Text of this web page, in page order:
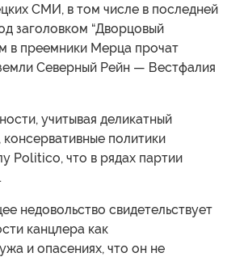
СМИ, в том числе в последней
заголовком “Дворцовый
в преемники Мерца прочат
Северный Рейн — Вестфалия
учитывая деликатный
политики
Politico, что в рядах партии
недовольство свидетельствует
канцлера как
и опасениях, что он не